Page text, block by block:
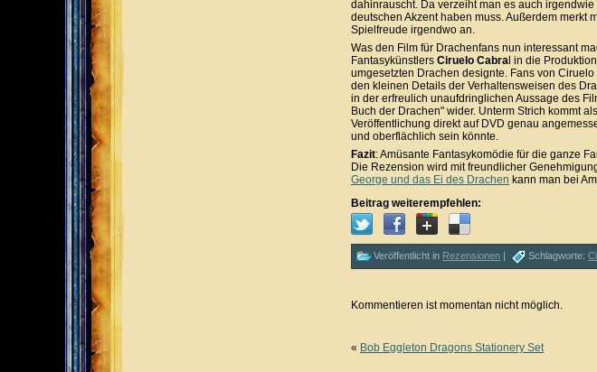
dahinrauscht. Da verzeiht man es auch
deutschen Akzent haben muss. Außerdem merkt
Spielfreude irgendwo an.
Was den Film für Drachenfans nun interessant
Fantasykünstlers Ciruelo Cabral in die
umgesetzten Drachen designte. Fans von
den kleinen Details der Verhaltensweisen des
in der erfreulich unaufdringlichen Aussage des
Buch der Drachen" wider. Unterm Strich kommt
Veröffentlichung direkt auf DVD genau
und oberflächlich sein könnte.
Fazit: Amüsante Fantasykomödie für die ganze
Die Rezension wird mit freundlicher
George und das Ei des Drachen kann man bei
Beitrag weiterempfehlen:
Veröffentlicht in Rezensionen | Schlagworte:
Kommentieren ist momentan nicht möglich.
« Bob Eggleton Dragons Stationery Set